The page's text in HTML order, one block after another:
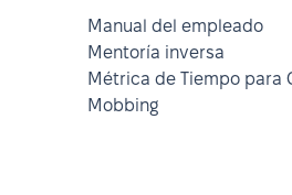
Manual del empleado
Mentoría inversa
Métrica de Tiempo para
Mobbing